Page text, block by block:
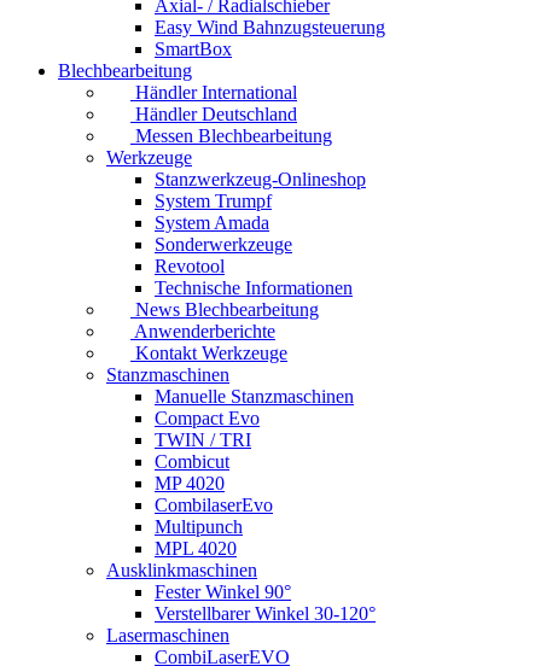
Axial- / Radialschieber
Easy Wind Bahnzugsteuerung
SmartBox
Blechbearbeitung
Händler International
Händler Deutschland
Messen Blechbearbeitung
Werkzeuge
Stanzwerkzeug-Onlineshop
System Trumpf
System Amada
Sonderwerkzeuge
Revotool
Technische Informationen
News Blechbearbeitung
Anwenderberichte
Kontakt Werkzeuge
Stanzmaschinen
Manuelle Stanzmaschinen
Compact Evo
TWIN / TRI
Combicut
MP 4020
CombilaserEvo
Multipunch
MPL 4020
Ausklinkmaschinen
Fester Winkel 90°
Verstellbarer Winkel 30-120°
Lasermaschinen
CombiLaserEVO